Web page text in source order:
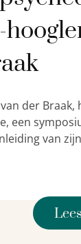
der Braak,
een
van